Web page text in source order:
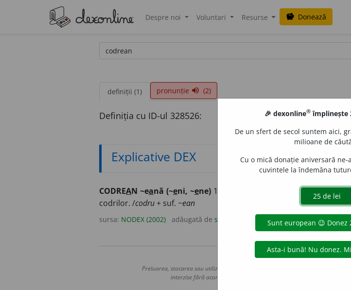
Despre noi Voluntari Resurse savings Donează
definiții (1) pronunție volume_up (2)
Definiția cu ID-ul 328526:
Explicative DEX
CODREAN ~eană (~eni, ~ene)1) Care ține de regiunea codrilor;
codrilor. /codru+ suf. ~ean
sursa: NODEX (2002) adăugată de siveco
Copyright © 2004-2026 dexonline
Preluarea, stocarea sau utilizarea datelor de pe acest site, inclusiv prin orice
interzise fără acordul nostru prealabil scris, cu excepția seturilor de
🎉 dexonline® împlinește
De un sfert de secol suntem aici,
milioane de
Cu o mică donație aniversară
cuvintele la îndemâna